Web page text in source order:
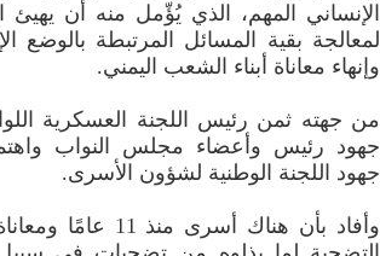
الإنساني المهم، الذي يُؤّمل منه أن يهيئ
لمعالجة بقية المسائل المرتبطة بالوضع
وإنهاء معاناة أبناء الشعب اليمني.
من جهته ثمن رئيس اللجنة العسكرية
جهود رئيس وأعضاء مجلس النواب
جهود اللجنة الوطنية لشؤون الأسرى.
وأفاد بأن هناك أسرى